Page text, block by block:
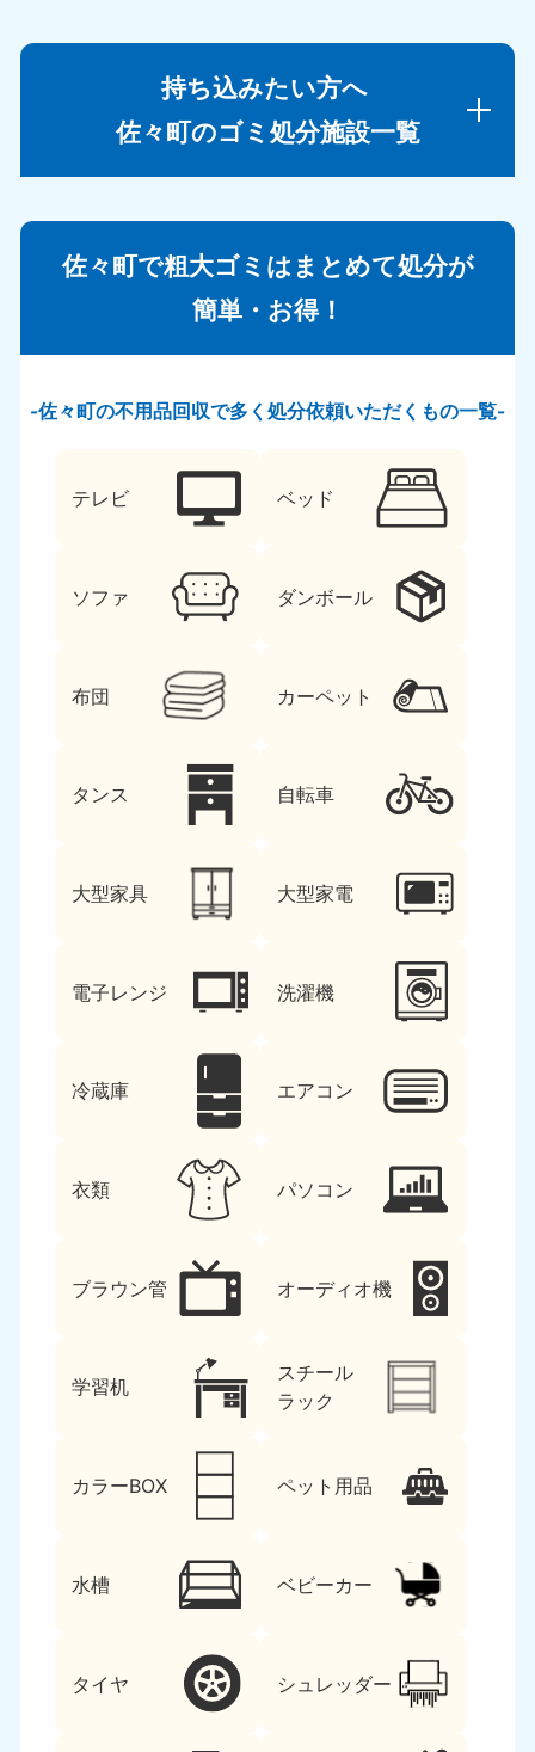
持ち込みたい方へ
佐々町のゴミ処分施設一覧
佐々町で粗大ゴミはまとめて処分が
簡単・お得！
佐々町の不用品回収で多く処分依頼いただくもの一覧
テレビ ベッド
ソファ ダンボール
布団 カーペット
タンス 自転車
大型家具 大型家電
電子レンジ 洗濯機
冷蔵庫 エアコン
衣類 パソコン
ブラウン管 オーディオ機
学習机
スチール
ラック
カラーBOX ペット用品
水槽 ベビーカー
タイヤ シュレッダー